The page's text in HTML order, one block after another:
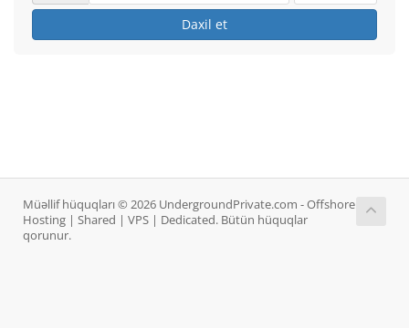
Daxil et
Müəllif hüquqları © 2026 UndergroundPrivate.com - Offshore
Hosting | Shared | VPS | Dedicated. Bütün hüquqlar
qorunur.